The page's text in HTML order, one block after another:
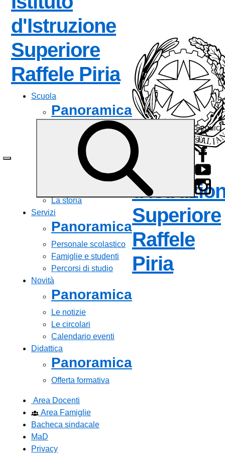
d'Istruzione
Superiore
Raffele Piria— Visita la
Scuola
Panoramica
Presentazione
Le persone
I numeri della scuola
Le carte della scuola
La storia
Servizi
Panoramica
Personale scolastico
Famiglie e studenti
Percorsi di studio
Novità
Panoramica
Le notizie
Le circolari
Calendario eventi
Didattica
Panoramica
Offerta formativa
Area Docenti
Area Famiglie
Bacheca sindacale
MaD
Privacy
Istituto
Superiore
Raffele
Piria—
Seguici
su: